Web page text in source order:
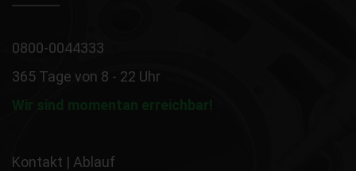
0800-0044333
365 Tage von 8 - 22 Uhr
Wir sind momentan erreichbar!
Kontakt | Ablauf